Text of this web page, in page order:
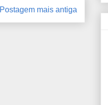
Postagem mais antiga